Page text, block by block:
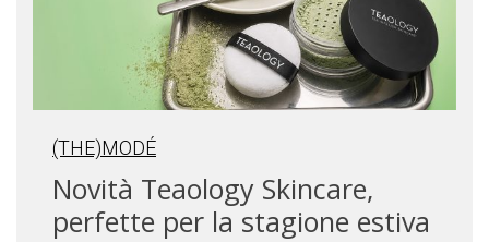
(THE)MODÉ
Novità Teaology Skincare,
perfette per la stagione estiva